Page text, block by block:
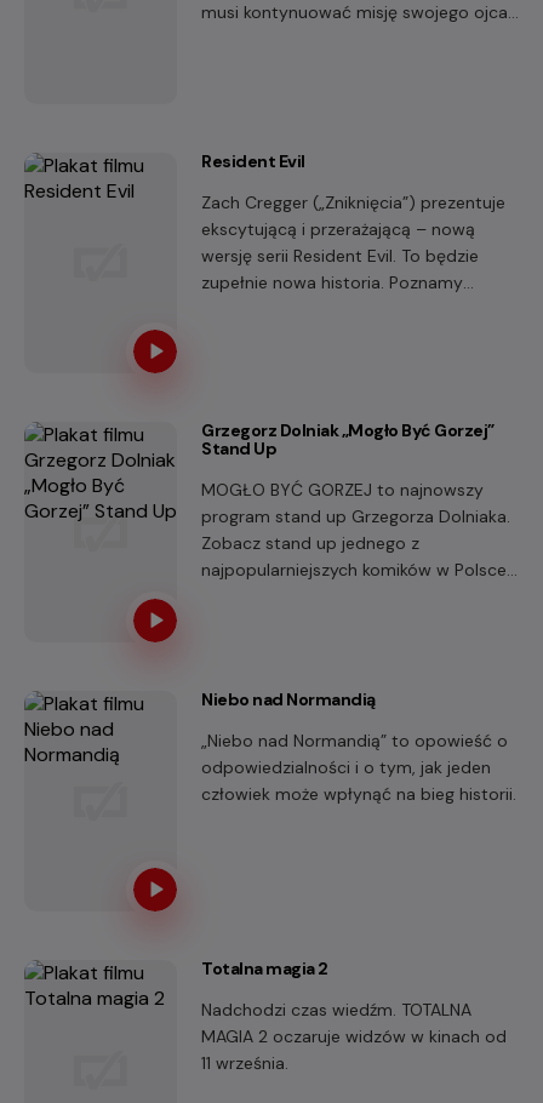
musi kontynuować misję swojego ojca,
Resident Evil
Zach Cregger („Zniknięcia”) prezentuje
ekscytującą i przerażającą – nową
wersję serii Resident Evil. To będzie
zupełnie nowa historia. Poznamy
Grzegorz Dolniak „Mogło Być Gorzej”
Stand Up
MOGŁO BYĆ GORZEJ to najnowszy
program stand up Grzegorza Dolniaka.
Zobacz stand up jednego z
najpopularniejszych komików w Polsce
Niebo nad Normandią
„Niebo nad Normandią” to opowieść o
odpowiedzialności i o tym, jak jeden
człowiek może wpłynąć na bieg historii.
Totalna magia 2
Nadchodzi czas wiedźm. TOTALNA
MAGIA 2 oczaruje widzów w kinach od
11 września.